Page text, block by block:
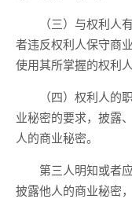
（三）与权利人有
者违反权利人保守商
使用其所掌握的权利
（四）权利人的职
业秘密的要求，披露
人的商业秘密。
第三人明知或者应
披露他人的商业秘密